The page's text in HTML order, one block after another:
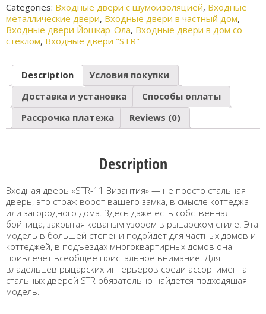
Categories: Входные двери с шумоизоляцией, Входные
металлические двери, Входные двери в частный дом,
Входные двери Йошкар-Ола, Входные двери в дом со
стеклом, Входные двери "STR"
Description
Условия покупки
Доставка и установка
Способы оплаты
Рассрочка платежа
Reviews (0)
Description
Входная дверь «STR-11 Византия» — не просто стальная
дверь, это страж ворот вашего замка, в смысле коттеджа
или загородного дома. Здесь даже есть собственная
бойница, закрытая кованым узором в рыцарском стиле. Эта
модель в большей степени подойдет для частных домов и
коттеджей, в подъездах многоквартирных домов она
привлечет всеобщее пристальное внимание. Для
владельцев рыцарских интерьеров среди ассортимента
стальных дверей STR обязательно найдется подходящая
модель.